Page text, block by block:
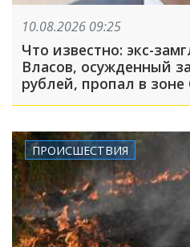
10.08.2026 09:25
Что известно: экс-
Власов, осужденный
рублей, пропал в
ПРОИСШЕСТВИЯ